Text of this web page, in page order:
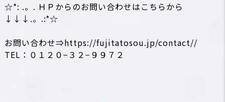
☆*: .。. ＨＰからのお問い合わせはこちらから
↓↓↓.。.:*☆
お問い合わせ⇒https://fujitatosou.jp/contact//
TEL：０１２０−３２−９９７２